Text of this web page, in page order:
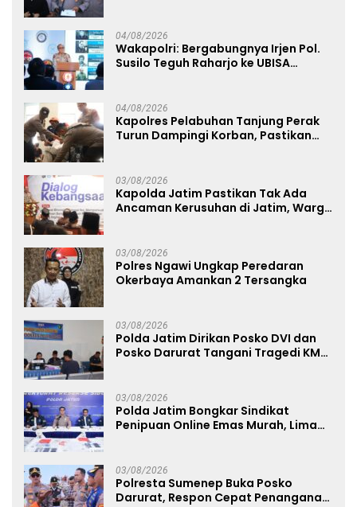
04/08/2026
Wakapolri: Bergabungnya Irjen Pol.
Susilo Teguh Raharjo ke UBISA
04/08/2026
Kapolres Pelabuhan Tanjung Perak
Turun Dampingi Korban, Pastikan
03/08/2026
Kapolda Jatim Pastikan Tak Ada
Ancaman Kerusuhan di Jatim, Warga
03/08/2026
Polres Ngawi Ungkap Peredaran
Okerbaya Amankan 2 Tersangka
03/08/2026
Polda Jatim Dirikan Posko DVI dan
Posko Darurat Tangani Tragedi KMP
03/08/2026
Polda Jatim Bongkar Sindikat
Penipuan Online Emas Murah, Lima
03/08/2026
Polresta Sumenep Buka Posko
Darurat, Respon Cepat Penanganan